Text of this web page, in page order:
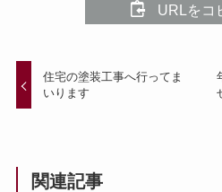
URLをコ
住宅の塗装工事へ行ってま
いります
関連記事